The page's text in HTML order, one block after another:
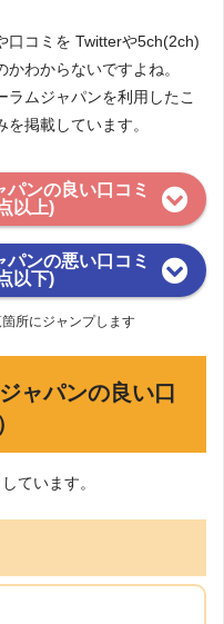
口コミを Twitterや5ch(2ch)
わからないですよね。
ムジャパンを利用したこ
掲載しています。
ンの良い口コミ
以上)
ンの悪い口コミ
以下)
所にジャンプします
ャパンの良い口
ています。